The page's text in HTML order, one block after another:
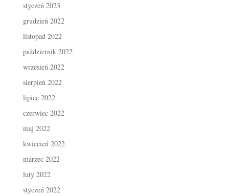
styczeń 2023
grudzień 2022
listopad 2022
październik 2022
wrzesień 2022
sierpień 2022
lipiec 2022
czerwiec 2022
maj 2022
kwiecień 2022
marzec 2022
luty 2022
styczeń 2022